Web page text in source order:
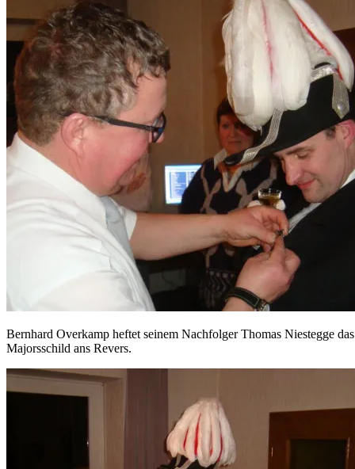
Bernhard Overkamp heftet seinem Nachfolger Thomas Niestegge das
Majorsschild ans Revers.